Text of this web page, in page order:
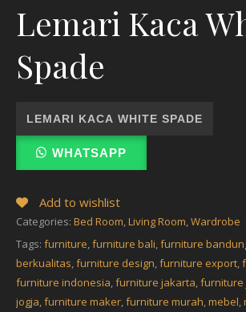
Lemari Kaca
Spade
LEMARI KACA WHITE SPADE
WHATSAPP
Add to wishlist
Categories: Bed Room Living Room Wardrobe
Tags: furniture furniture bali furniture
berkualitas furniture design furniture export
furniture indonesia furniture jakarta furniture
jogja furniture maker furniture murah mebel